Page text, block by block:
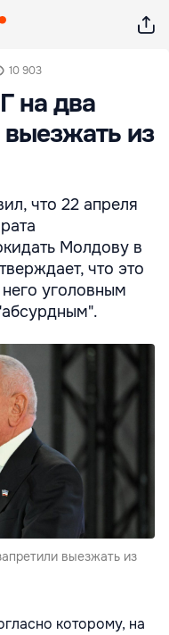
10 903
на два
из
что 22 апреля
Молдову в
что это
уголовным
выезжать из
которому, на